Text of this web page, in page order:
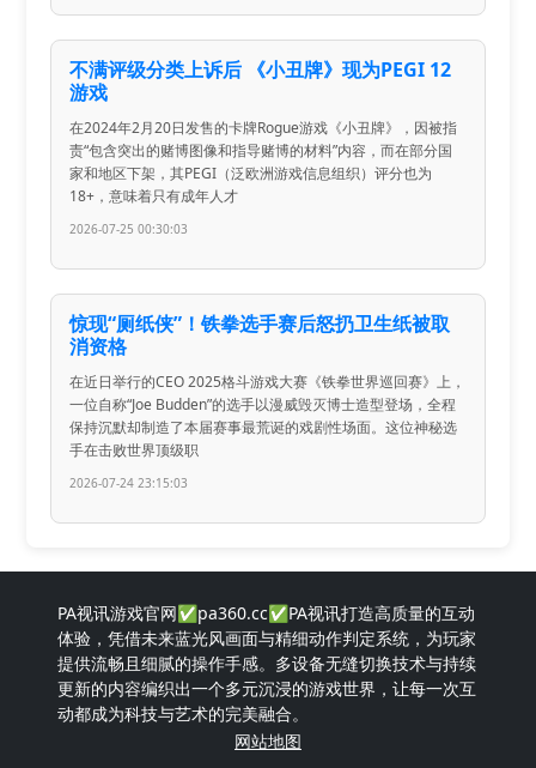
不满评级分类上诉后 《小丑牌》现为PEGI 12
游戏
在2024年2月20日发售的卡牌Rogue游戏《小丑牌》，因被指
责“包含突出的赌博图像和指导赌博的材料”内容，而在部分国
家和地区下架，其PEGI（泛欧洲游戏信息组织）评分也为
18+，意味着只有成年人才
2026-07-25 00:30:03
惊现“厕纸侠”！铁拳选手赛后怒扔卫生纸被取
消资格
在近日举行的CEO 2025格斗游戏大赛《铁拳世界巡回赛》上，
一位自称“Joe Budden”的选手以漫威毁灭博士造型登场，全程
保持沉默却制造了本届赛事最荒诞的戏剧性场面。这位神秘选
手在击败世界顶级职
2026-07-24 23:15:03
PA视讯游戏官网✅pa360.cc✅PA视讯打造高质量的互动
体验，凭借未来蓝光风画面与精细动作判定系统，为玩家
提供流畅且细腻的操作手感。多设备无缝切换技术与持续
更新的内容编织出一个多元沉浸的游戏世界，让每一次互
动都成为科技与艺术的完美融合。
网站地图